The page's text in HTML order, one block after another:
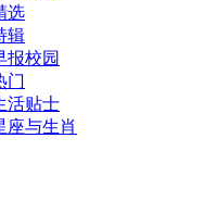
选
辑
报校园
门
活贴士
座与生肖